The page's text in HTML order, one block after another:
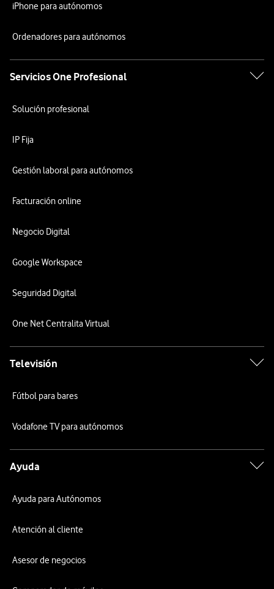
iPhone para autónomos
Ordenadores para autónomos
Servicios One Profesional
Solución profesional
IP Fija
Gestión laboral para autónomos
Facturación online
Negocio Digital
Google Workspace
Seguridad Digital
One Net Centralita Virtual
Televisión
Fútbol para bares
Vodafone TV para autónomos
Ayuda
Ayuda para Autónomos
Atención al cliente
Asesor de negocios